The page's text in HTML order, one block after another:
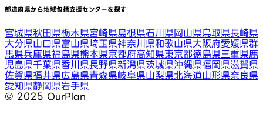
都道府県から地域包括支援センターを探す
宮城県秋田県栃木県宮崎県島根県石川県岡山県鳥取県長崎県
大分県山口県富山県埼玉県神奈川県和歌山県大阪府愛媛県群
馬県兵庫県福島県熊本県京都府高知県東京都徳島県三重県鹿
児島県千葉県香川県長野県新潟県茨城県沖縄県福岡県滋賀県
佐賀県福井県広島県青森県岐阜県山梨県北海道山形県奈良県
愛知県静岡県岩手県
©︎ 2025 OurPlan